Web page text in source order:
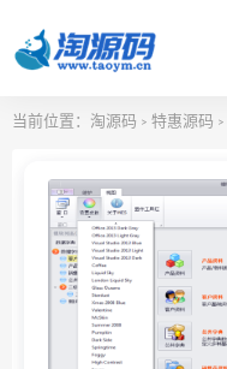
当前位置： 淘源码 > 特惠源码 >